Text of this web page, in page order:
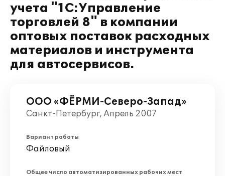
учета "1С:Управление
торговлей 8" в компании
оптовых поставок расходных
материалов и инструмента
для автосервисов.
ООО «ФЁРМИ-Северо-Запад»
Санкт-Петербург, Апрель 2007
Вариант работы
Файловый
Общее число автоматизированных рабочих мест